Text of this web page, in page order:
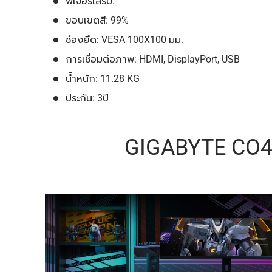
ขอบเขตสี: 99%
ช่องยึด: VESA 100X100 มม.
การเชื่อมต่อภาพ: HDMI, DisplayPort, USB
น้ำหนัก: 11.28 KG
ประกัน: 3ปี
GIGABYTE